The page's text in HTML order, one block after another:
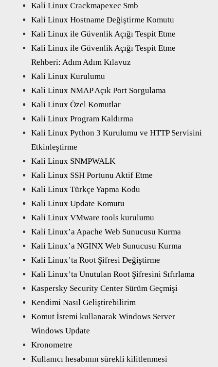
Kali Linux Crackmapexec Smb
Kali Linux Hostname Değiştirme Komutu
Kali Linux ile Güvenlik Açığı Tespit Etme
Kali Linux ile Güvenlik Açığı Tespit Etme
Rehberi: Adım Adım Kılavuz
Kali Linux Kurulumu
Kali Linux NMAP Açık Port Sorgulama
Kali Linux Özel Komutlar
Kali Linux Program Kaldırma
Kali Linux Python 3 Kurulumu ve HTTP Servisini
Etkinleştirme
Kali Linux SNMPWALK
Kali Linux SSH Portunu Aktif Etme
Kali Linux Türkçe Yapma Kodu
Kali Linux Update Komutu
Kali Linux VMware tools kurulumu
Kali Linux’a Apache Web Sunucusu Kurma
Kali Linux’a NGINX Web Sunucusu Kurma
Kali Linux’ta Root Şifresi Değiştirme
Kali Linux’ta Unutulan Root Şifresini Sıfırlama
Kaspersky Security Center Sürüm Geçmişi
Kendimi Nasıl Geliştirebilirim
Komut İstemi kullanarak Windows Server
Windows Update
Kronometre
Kullanıcı hesabının sürekli kilitlenmesi